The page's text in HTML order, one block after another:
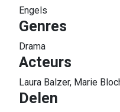
Engels
Genres
Drama
Acteurs
Laura Balzer, Marie
Delen